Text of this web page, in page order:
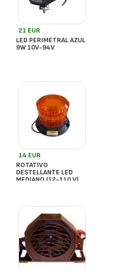
21 EUR
LED PERIMETRAL AZUL
9W 10V-94V
- España
14 EUR
ROTATIVO
DESTELLANTE LED
MEDIANO (12-110 V)